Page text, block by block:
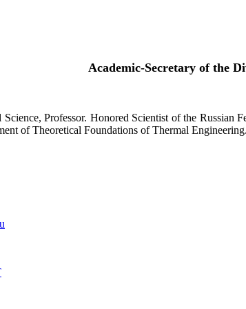
Academic-Secretary of the
Professor. Honored Scientist of the
of Theoretical Foundations of Thermal Engineering.